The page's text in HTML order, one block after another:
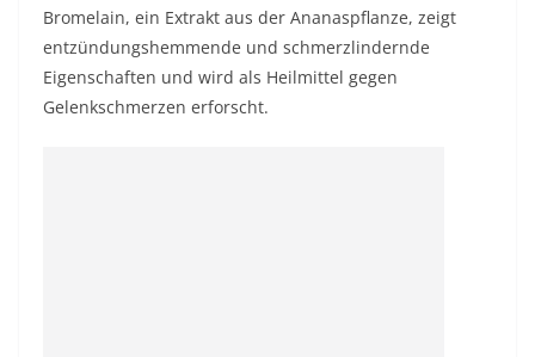
Bromelain, ein Extrakt aus der Ananaspflanze, zeigt
entzündungshemmende und schmerzlindernde
Eigenschaften und wird als Heilmittel gegen
Gelenkschmerzen erforscht.